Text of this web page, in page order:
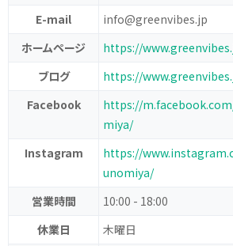
E-mail
info@greenvibes.jp
ホームページ
https://
ブログ
https://
Facebook
https://
miya/
Instagram
https://
unomiya/
営業時間
10:00 - 18:00
休業日
木曜日